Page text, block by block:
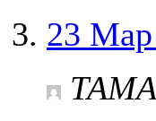
23 Мар